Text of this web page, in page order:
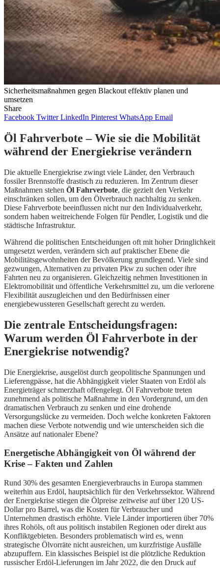
Sicherheitsmaßnahmen gegen Blackout effektiv planen und
umsetzen
Share
Facebook Twitter LinkedIn Pinterest WhatsApp Email
Öl Fahrverbote – Wie sie die Mobilität
während der Energiekrise verändern
Die aktuelle Energiekrise zwingt viele Länder, den Verbrauch
fossiler Brennstoffe drastisch zu reduzieren. Im Zentrum dieser
Maßnahmen stehen Öl Fahrverbote, die gezielt den Verkehr
einschränken sollen, um den Ölverbrauch nachhaltig zu senken.
Diese Fahrverbote beeinflussen nicht nur den Individualverkehr,
sondern haben weitreichende Folgen für Pendler, Logistik und die
städtische Infrastruktur.
Während die politischen Entscheidungen oft mit hoher Dringlichkeit
umgesetzt werden, verändern sich auf praktischer Ebene die
Mobilitätsgewohnheiten der Bevölkerung grundlegend. Viele sind
gezwungen, Alternativen zu privaten Pkw zu suchen oder ihre
Fahrten neu zu organisieren. Gleichzeitig nehmen Investitionen in
Elektromobilität und öffentliche Verkehrsmittel zu, um die verlorene
Flexibilität auszugleichen und den Bedürfnissen einer
energiebewussteren Gesellschaft gerecht zu werden.
Die zentrale Entscheidungsfragen:
Warum werden Öl Fahrverbote in der
Energiekrise notwendig?
Die Energiekrise, ausgelöst durch geopolitische Spannungen und
Lieferengpässe, hat die Abhängigkeit vieler Staaten von Erdöl als
Energieträger schmerzhaft offengelegt. Öl Fahrverbote treten
zunehmend als politische Maßnahme in den Vordergrund, um den
dramatischen Verbrauch zu senken und eine drohende
Versorgungslücke zu vermeiden. Doch welche konkreten Faktoren
machen diese Verbote notwendig und wie unterscheiden sich die
Ansätze auf nationaler Ebene?
Energetische Abhängigkeit von Öl während der
Krise – Fakten und Zahlen
Rund 30% des gesamten Energieverbrauchs in Europa stammen
weiterhin aus Erdöl, hauptsächlich für den Verkehrssektor. Während
der Energiekrise stiegen die Ölpreise zeitweise auf über 120 US-
Dollar pro Barrel, was die Kosten für Verbraucher und
Unternehmen drastisch erhöhte. Viele Länder importieren über 70%
ihres Rohöls, oft aus politisch instabilen Regionen oder direkt aus
Konfliktgebieten. Besonders problematisch wird es, wenn
strategische Ölvorräte nicht ausreichen, um kurzfristige Ausfälle
abzupuffern. Ein klassisches Beispiel ist die plötzliche Reduktion
russischer Erdöl-Lieferungen im Jahr 2022, die den Druck auf